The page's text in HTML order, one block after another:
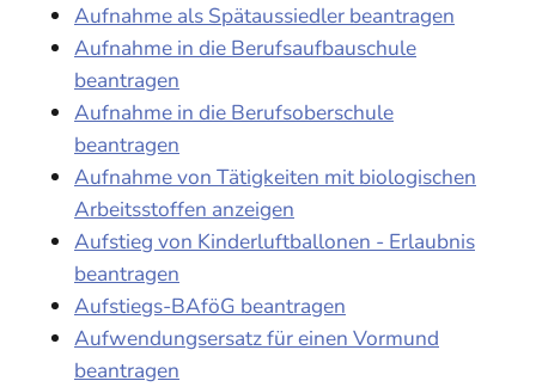
Aufnahme als Spätaussiedler beantragen
Aufnahme in die Berufsaufbauschule
beantragen
Aufnahme in die Berufsoberschule
beantragen
Aufnahme von Tätigkeiten mit biologischen
Arbeitsstoffen anzeigen
Aufstieg von Kinderluftballonen - Erlaubnis
beantragen
Aufstiegs-BAföG beantragen
Aufwendungsersatz für einen Vormund
beantragen